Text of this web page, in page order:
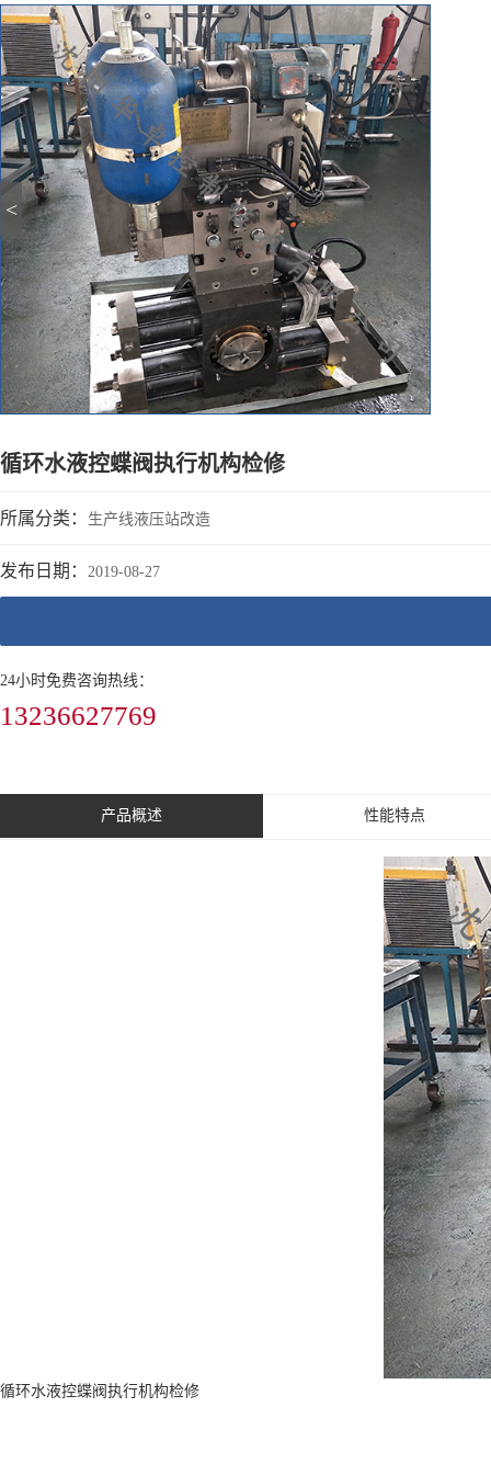
<
循环水液控蝶阀执行机构检修
所属分类： 生产线液压站改造
发布日期： 2019-08-27
24小时免费咨询热线：
13236627769
产品概述 性能特点
循环水液控蝶阀执行机构检修